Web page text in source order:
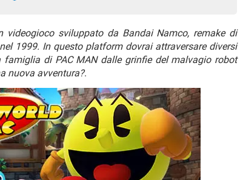
sviluppato da Bandai Namco, remake di
1999. In questo platform dovrai attraversare diversi
di PAC MAN dalle grinfie del malvagio robot
nuova avventura?.